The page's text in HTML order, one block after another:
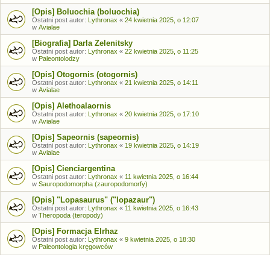
[Opis] Boluochia (boluochia)
Ostatni post autor: Lythronax « 24 kwietnia 2025, o 12:07
w Avialae
[Biografia] Darla Zelenitsky
Ostatni post autor: Lythronax « 22 kwietnia 2025, o 11:25
w Paleontolodzy
[Opis] Otogornis (otogornis)
Ostatni post autor: Lythronax « 21 kwietnia 2025, o 14:11
w Avialae
[Opis] Alethoalaornis
Ostatni post autor: Lythronax « 20 kwietnia 2025, o 17:10
w Avialae
[Opis] Sapeornis (sapeornis)
Ostatni post autor: Lythronax « 19 kwietnia 2025, o 14:19
w Avialae
[Opis] Cienciargentina
Ostatni post autor: Lythronax « 11 kwietnia 2025, o 16:44
w Sauropodomorpha (zauropodomorfy)
[Opis] "Lopasaurus" ("lopazaur")
Ostatni post autor: Lythronax « 11 kwietnia 2025, o 16:43
w Theropoda (teropody)
[Opis] Formacja Elrhaz
Ostatni post autor: Lythronax « 9 kwietnia 2025, o 18:30
w Paleontologia kręgowców